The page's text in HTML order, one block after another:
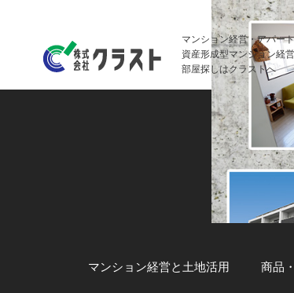
マンション経営・アパー
資産形成型マンション経
部屋探しはクラストへ
マンション経営と土地活用 商品